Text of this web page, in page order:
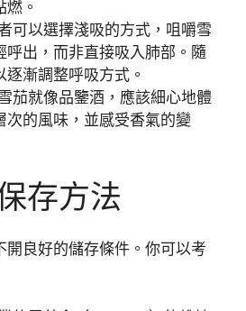
。
可以選擇淺吸的方式，咀嚼雪
呼出，而非直接吸入肺部。隨
漸調整呼吸方式。
茄就像品鑒酒，應該細心地體
次的風味，並感受香氣的變
存方法
開良好的儲存條件。你可以考